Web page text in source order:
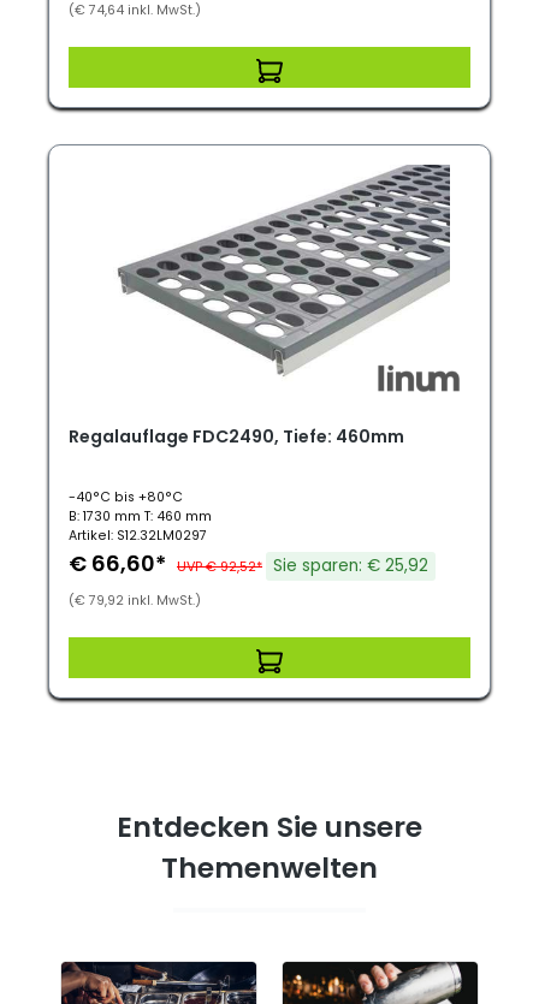
(€ 74,64 inkl. MwSt.)
Regalauflage FDC2490, Tiefe: 460mm
-40°C bis +80°C
B: 1730 mm T: 460 mm
Artikel: S12.32LM0297
€ 66,60* UVP € 92,52* Sie sparen: € 25,92
(€ 79,92 inkl. MwSt.)
Entdecken Sie unsere
Themenwelten